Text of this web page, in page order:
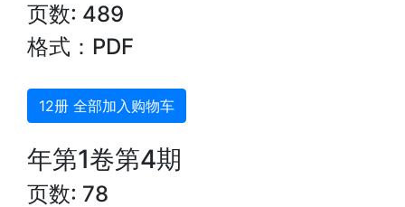
页数: 489
格式：PDF
12册 全部加入购物车
年第1卷第4期
页数: 78